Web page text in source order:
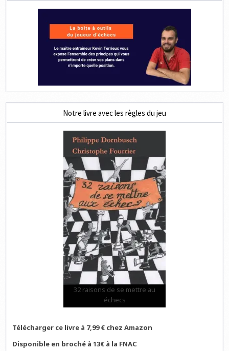
Notre livre avec les règles du jeu
32 raisons de se mettre au
échecs
Télécharger ce livre à 7,99 € chez Amazon
Disponible en broché à 13€ à la FNAC